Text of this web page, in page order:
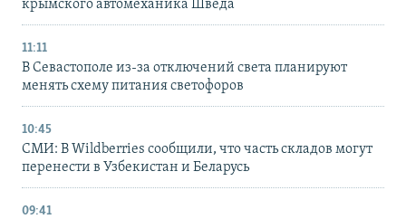
крымского автомеханика Шведа
11:11
В Севастополе из-за отключений света планируют
менять схему питания светофоров
10:45
СМИ: В Wildberries сообщили, что часть складов могут
перенести в Узбекистан и Беларусь
09:41